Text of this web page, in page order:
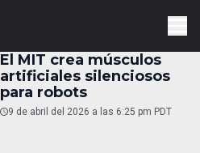
El MIT crea músculos
artificiales silenciosos
para robots
9 de abril del 2026 a las 6:25 pm PDT